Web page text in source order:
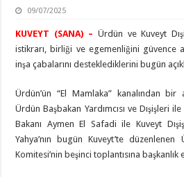
09/07/2025
KUVEYT (SANA) – Ürdün ve Kuveyt
istikrarı, birliği ve egemenliğini güvence
inşa çabalarını desteklediklerini bugün
Ürdün’ün “El Mamlaka” kanalından bir
Ürdün Başbakan Yardımcısı ve Dışişleri
Bakanı Aymen El Safadi ile Kuveyt
Yahya’nın bugün Kuveyt’te
Komitesi’nin beşinci toplantısına başkanlık